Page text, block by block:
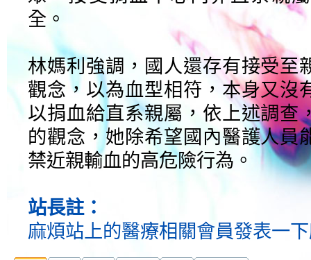
全。
林媽利強調，國人還存有接受至
觀念，以為血型相符，本身又沒
以捐血給直系親屬，依上述調查
的觀念，她除希望國內醫護人員
禁近親輸血的高危險行為。
站長註：
麻煩站上的醫療相關會員發表一